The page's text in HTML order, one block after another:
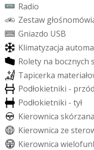
Radio
Zestaw głośnomówi
Gniazdo USB
Klimatyzacja automa
Rolety na bocznych s
Tapicerka materiało
Podłokietniki - przód
Podłokietniki - tył
Kierownica skórzana
Kierownica ze stero
Kierownica wielofun